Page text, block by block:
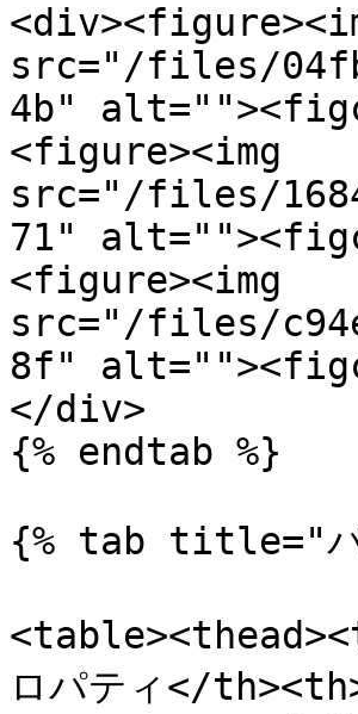
src="/files/
4b"
<figure><img
src="/files/
71"
<figure><img
src="/files/
8f"
</div>
{% endtab %}
{% tab title="パ
ロパティ</